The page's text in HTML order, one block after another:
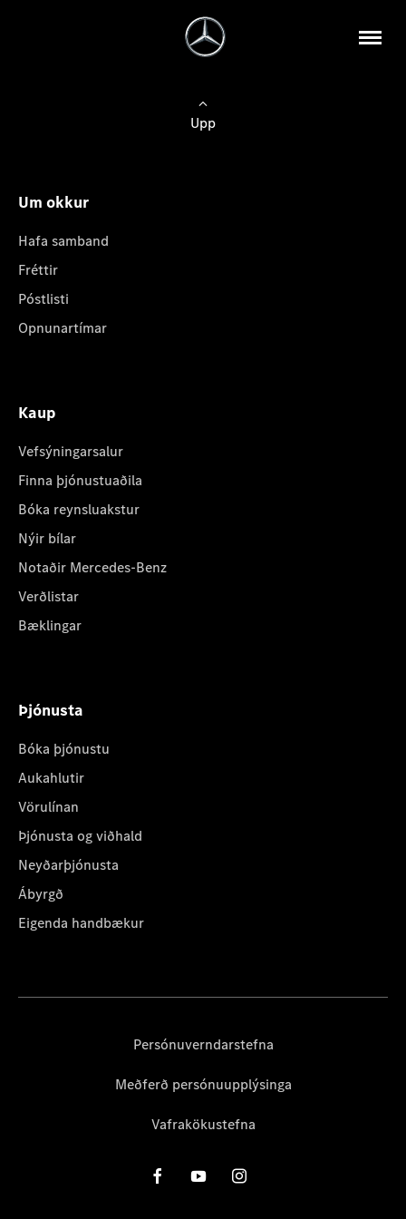
Upp
Um okkur
Hafa samband
Fréttir
Póstlisti
Opnunartímar
Kaup
Vefsýningarsalur
Finna þjónustuaðila
Bóka reynsluakstur
Nýir bílar
Notaðir Mercedes-Benz
Verðlistar
Bæklingar
Þjónusta
Bóka þjónustu
Aukahlutir
Vörulínan
Þjónusta og viðhald
Neyðarþjónusta
Ábyrgð
Eigenda handbækur
Persónuverndarstefna
Meðferð persónuupplýsinga
Vafrakökustefna